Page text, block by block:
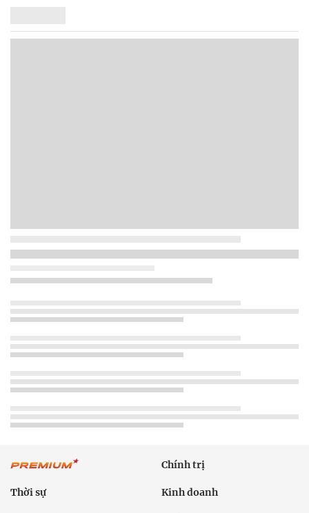
Chính trị
Thời sự Kinh doanh